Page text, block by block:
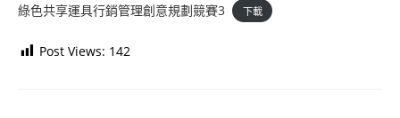
綠色共享運具行銷管理創意規劃競賽3 下載
Post Views: 142